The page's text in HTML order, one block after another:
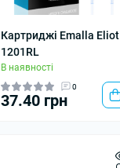
Картриджі Emalla Eliot
1201RL
В наявності
0
37.40 грн